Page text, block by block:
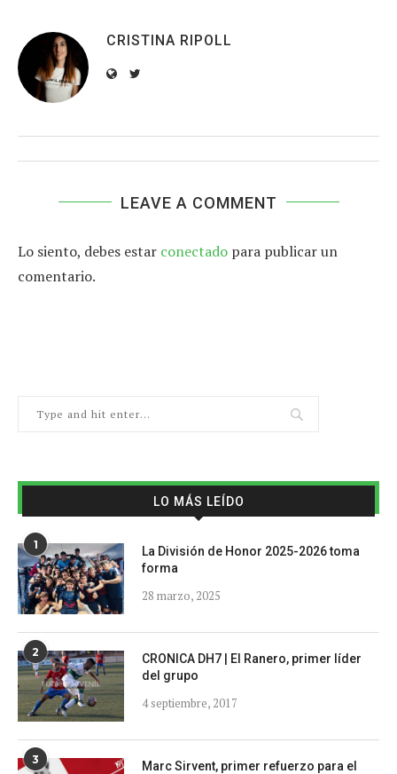
CRISTINA RIPOLL
LEAVE A COMMENT
Lo siento, debes estar conectado para publicar un
comentario.
LO MÁS LEÍDO
1
La División de Honor 2025-2026 toma
forma
28 marzo, 2025
2
CRONICA DH7 | El Ranero, primer líder
del grupo
4 septiembre, 2017
3
Marc Sirvent, primer refuerzo para el